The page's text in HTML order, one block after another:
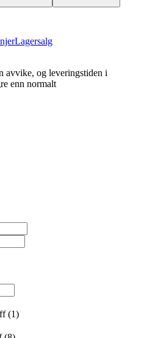
Lagersalg
avvike, og leveringstiden i
enn normalt
(1)